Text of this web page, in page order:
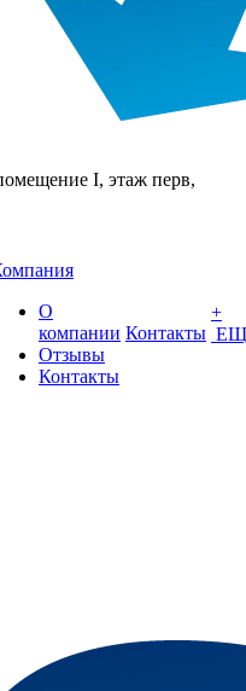
I, этаж перв,
О
компании
Отзывы
Контакты
Контакты
+